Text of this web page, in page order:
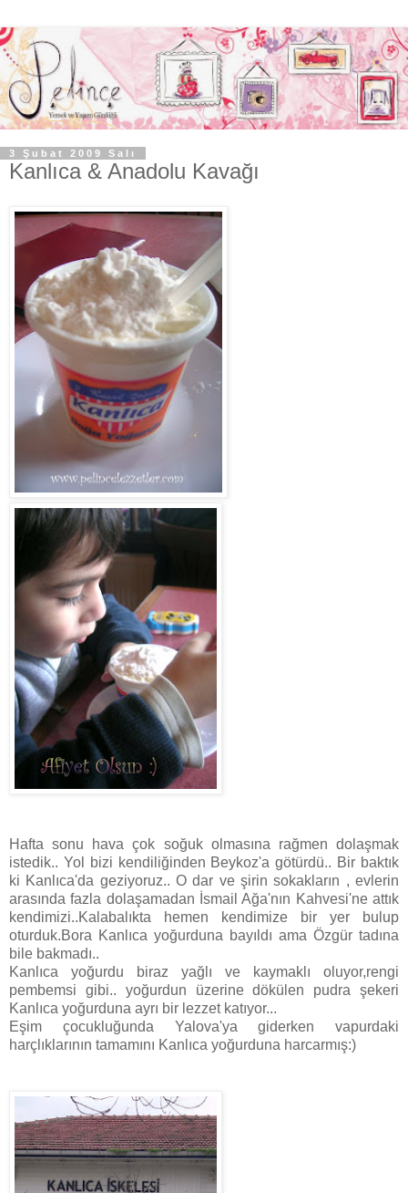
3 Şubat 2009 Salı
Kanlıca & Anadolu Kavağı
Hafta sonu hava çok soğuk olmasına rağmen dolaşmak
istedik.. Yol bizi kendiliğinden Beykoz'a götürdü.. Bir baktık
ki Kanlıca'da geziyoruz.. O dar ve şirin sokakların , evlerin
arasında fazla dolaşamadan İsmail Ağa'nın Kahvesi'ne attık
kendimizi..Kalabalıkta hemen kendimize bir yer bulup
oturduk.Bora Kanlıca yoğurduna bayıldı ama Özgür tadına
bile bakmadı..
Kanlıca yoğurdu biraz yağlı ve kaymaklı oluyor,rengi
pembemsi gibi.. yoğurdun üzerine dökülen pudra şekeri
Kanlıca yoğurduna ayrı bir lezzet katıyor...
Eşim çocukluğunda Yalova'ya giderken vapurdaki
harçlıklarının tamamını Kanlıca yoğurduna harcarmış:)